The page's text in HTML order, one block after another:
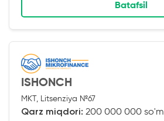
Batafsil
ISHONCH
MKT, Litsenziya №67
Qarz miqdori: 200 000 000 so'm